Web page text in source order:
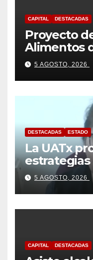
CAPITAL DESTACADAS
Proyecto
Alimentos
Tlaxcala
coordinado
5 AGOSTO, 2026
DESTACADAS ESTADO
La UATx
estrategias
centradas
sus
5 AGOSTO, 2026
CAPITAL DESTACADAS